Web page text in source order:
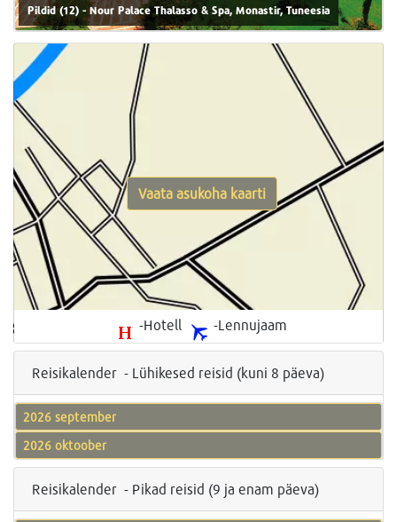
Pildid (12) - Nour Palace Thalasso & Spa, Monastir, Tuneesia
-Hotell -Lennujaam
Vaata asukoha kaarti
Reisikalender - Lühikesed reisid (kuni 8 päeva)
2026 september
2026 oktoober
Reisikalender - Pikad reisid (9 ja enam päeva)